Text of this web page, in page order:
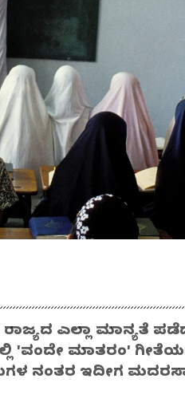
ಎಲ್ಲಾ ಮಾನ್ಯತೆ
'ವಂದೇ ಮಾತರಂ'
ನಂತರ ಇದೀಗ